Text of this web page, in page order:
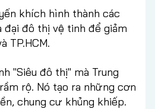
khích hình thành các
đô thị vệ tinh để giảm
TP.HCM.
"Siêu đô thị" mà Trung
rộ. Nó tạo ra những cơn
chung cư khủng khiếp.